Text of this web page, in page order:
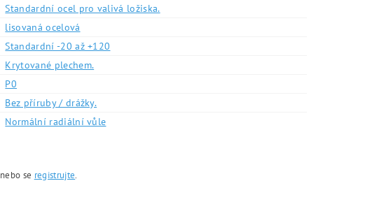
Standardní ocel pro valivá ložiska.
lisovaná ocelová
Standardní -20 až +120
Krytované plechem.
P0
Bez příruby / drážky.
Normální radiální vůle
nebo se registrujte.